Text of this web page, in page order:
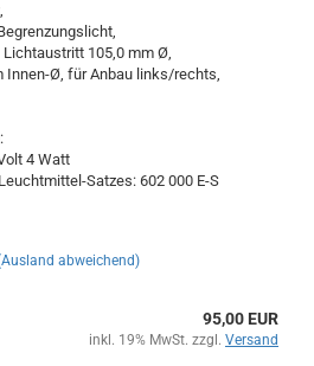
105,0 mm Ø,
Innen-Ø, für Anbau links/rechts,
4 Watt
Satzes: 602 000 E-S
abweichend)
95,00 EUR
inkl. 19% MwSt. zzgl. Versand